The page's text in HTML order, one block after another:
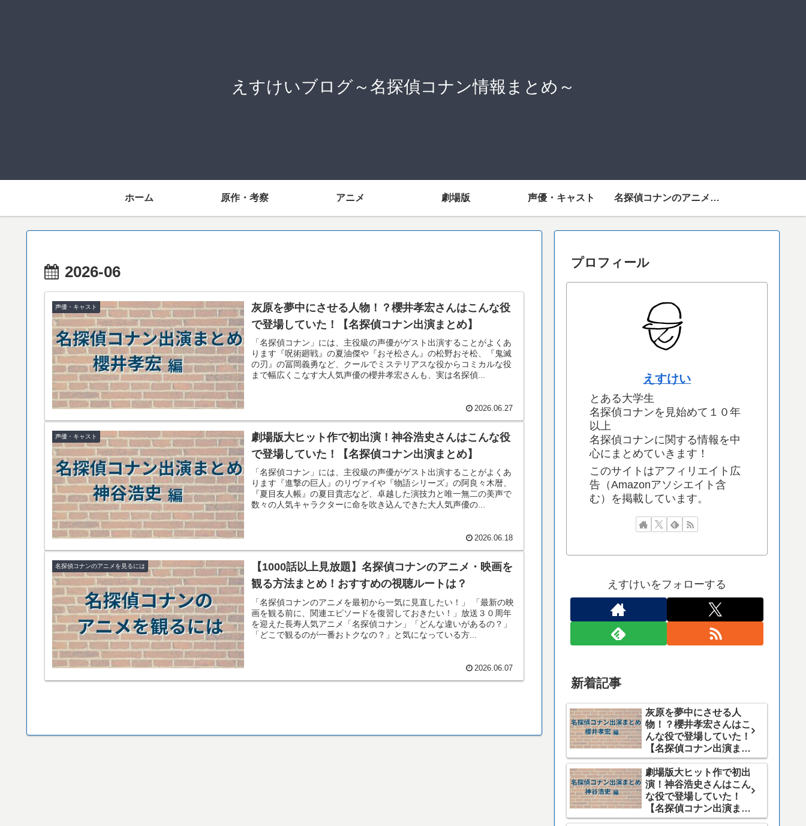
えすけいブログ～名探偵コナン情報まとめ～
ホーム 原作・考察 アニメ 劇場版 声優・キャスト 名探偵コナンのアニメを見るには
2026-06
声優・キャスト
灰原を夢中にさせる人物！？櫻井孝宏さんはこんな役
で登場していた！【名探偵コナン出演まとめ】
「名探偵コナン」には、主役級の声優がゲスト出演することがよくあ
ります『呪術廻戦』の夏油傑や『おそ松さん』の松野おそ松、『鬼滅
の刃』の冨岡義勇など、クールでミステリアスな役からコミカルな役
まで幅広くこなす大人気声優の櫻井孝宏さんも、実は名探偵...
2026.06.27
声優・キャスト
劇場版大ヒット作で初出演！神谷浩史さんはこんな役
で登場していた！【名探偵コナン出演まとめ】
「名探偵コナン」には、主役級の声優がゲスト出演することがよくあ
ります『進撃の巨人』のリヴァイや『物語シリーズ』の阿良々木暦、
『夏目友人帳』の夏目貴志など、卓越した演技力と唯一無二の美声で
数々の人気キャラクターに命を吹き込んできた大人気声優の...
2026.06.18
名探偵コナンのアニメを見るには
【1000話以上見放題】名探偵コナンのアニメ・映画を
観る方法まとめ！おすすめの視聴ルートは？
「名探偵コナンのアニメを最初から一気に見直したい！」 「最新の映
画を観る前に、関連エピソードを復習しておきたい！」放送３０周年
を迎えた長寿人気アニメ「名探偵コナン」「どんな違いがあるの？」
「どこで観るのが一番おトクなの？」と気になっている方...
2026.06.07
プロフィール
えすけい
とある大学生
名探偵コナンを見始めて１０年
以上
名探偵コナンに関する情報を中
心にまとめていきます！
このサイトはアフィリエイト広
告（Amazonアソシエイト含
む）を掲載しています。
えすけいをフォローする
新着記事
灰原を夢中にさせる人
物！？櫻井孝宏さんはこ
んな役で登場していた！
【名探偵コナン出演まと
め】
劇場版大ヒット作で初出
演！神谷浩史さんはこん
な役で登場していた！
【名探偵コナン出演まと
め】